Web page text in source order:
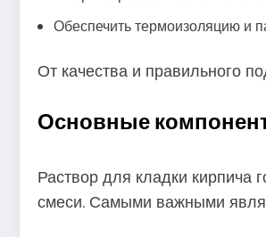
Обеспечить термоизоляцию и
От качества и правильного
Основные
Раствор для кладки кирпича
смеси. Самыми важными